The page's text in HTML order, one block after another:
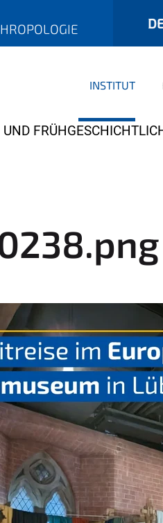
INSTITUT
UND